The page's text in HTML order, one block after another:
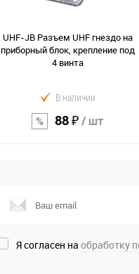
UHF-JB Разъем UHF гнездо на
приборный блок, крепление под
4 винта
В наличии
88 ₽/ шт
Я согласен на обработку